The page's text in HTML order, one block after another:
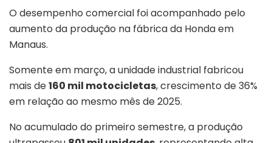
O desempenho comercial foi acompanhado pelo
aumento da produção na fábrica da Honda em
Manaus.
Somente em março, a unidade industrial fabricou
mais de160 mil motocicletas, crescimento de 36%
em relação ao mesmo mês de 2025.
No acumulado do primeiro semestre, a produção